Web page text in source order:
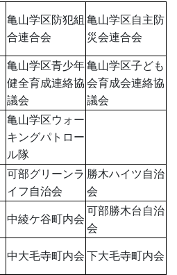
亀山学区防犯組
合連合会
亀山学区自主防
災会連合会
亀山学区青少年
健全育成連絡協
議会
亀山学区子ども
会育成会連絡協
議会
亀山学区ウォー
キングパトロー
ル隊
可部グリーンラ
イフ自治会
勝木ハイツ自治
会
中綾ケ谷町内会
可部勝木台自治
会
中大毛寺町内会 下大毛寺町内会